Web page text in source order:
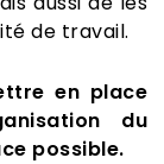
de travail.
en place
du
possible.